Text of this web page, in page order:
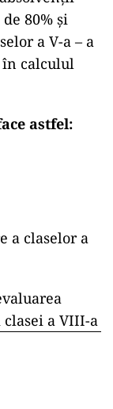
80% şi
a V-a – a
în calculul
astfel:
a claselor a
a VIII-a